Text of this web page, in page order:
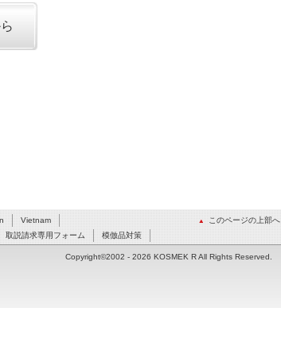
このページの上部へ
Vietnam
取説請求専用フォーム 模倣品対策
Copyright©2002 - 2026 KOSMEK R All Rights Reserved.